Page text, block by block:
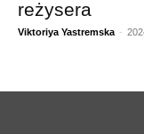
reżysera
Viktoriya Yastremska -